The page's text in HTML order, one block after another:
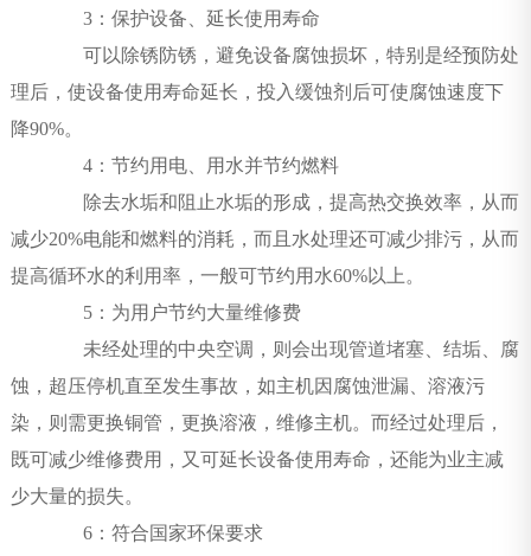
3：保护设备、延长使用寿命
可以除锈防锈，避免设备腐蚀损坏，特别是经预防处
理后，使设备使用寿命延长，投入缓蚀剂后可使腐蚀速度下
降90%。
4：节约用电、用水并节约燃料
除去水垢和阻止水垢的形成，提高热交换效率，从而
减少20%电能和燃料的消耗，而且水处理还可减少排污，从而
提高循环水的利用率，一般可节约用水60%以上。
5：为用户节约大量维修费
未经处理的中央空调，则会出现管道堵塞、结垢、腐
蚀，超压停机直至发生事故，如主机因腐蚀泄漏、溶液污
染，则需更换铜管，更换溶液，维修主机。而经过处理后，
既可减少维修费用，又可延长设备使用寿命，还能为业主减
少大量的损失。
6：符合国家环保要求